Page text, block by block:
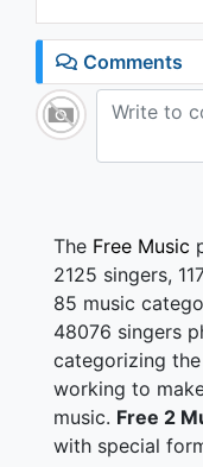
좀 더 멀리 날아 보
서툰 날 빛나게 해
기억들로 날 아름답
이번 트랙을 끝내자
We go up
We go up
비트 위에서 Ball
달콤한 풍선껌 이
시간 가도 식지 않
몸 안 사려 다음
아무리 빨리 달려
밤과 낮의 차이 상
Look time flies we
Comments
The Free Music
2125 singers,
85 music
48076 singers
categorizing
working to
music. Free 2
with special